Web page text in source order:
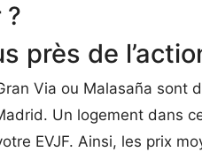
?
près de
Via ou Malasaña
Un logement dans
EVJF. Ainsi, les prix